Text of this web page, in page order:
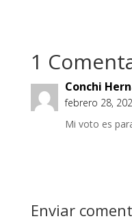
1
Conchi
febrero 28,
Mi voto es
Enviar